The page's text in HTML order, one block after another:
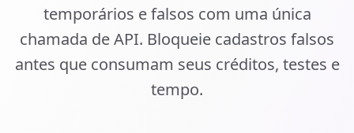
temporários e falsos com uma única
chamada de API. Bloqueie cadastros falsos
antes que consumam seus créditos, testes e
tempo.